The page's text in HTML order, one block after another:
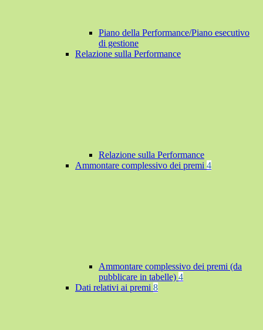
Piano della Performance/Piano esecutivo
di gestione
Relazione sulla Performance
Relazione sulla Performance
Ammontare complessivo dei premi 4
Ammontare complessivo dei premi (da
pubblicare in tabelle) 4
Dati relativi ai premi 8